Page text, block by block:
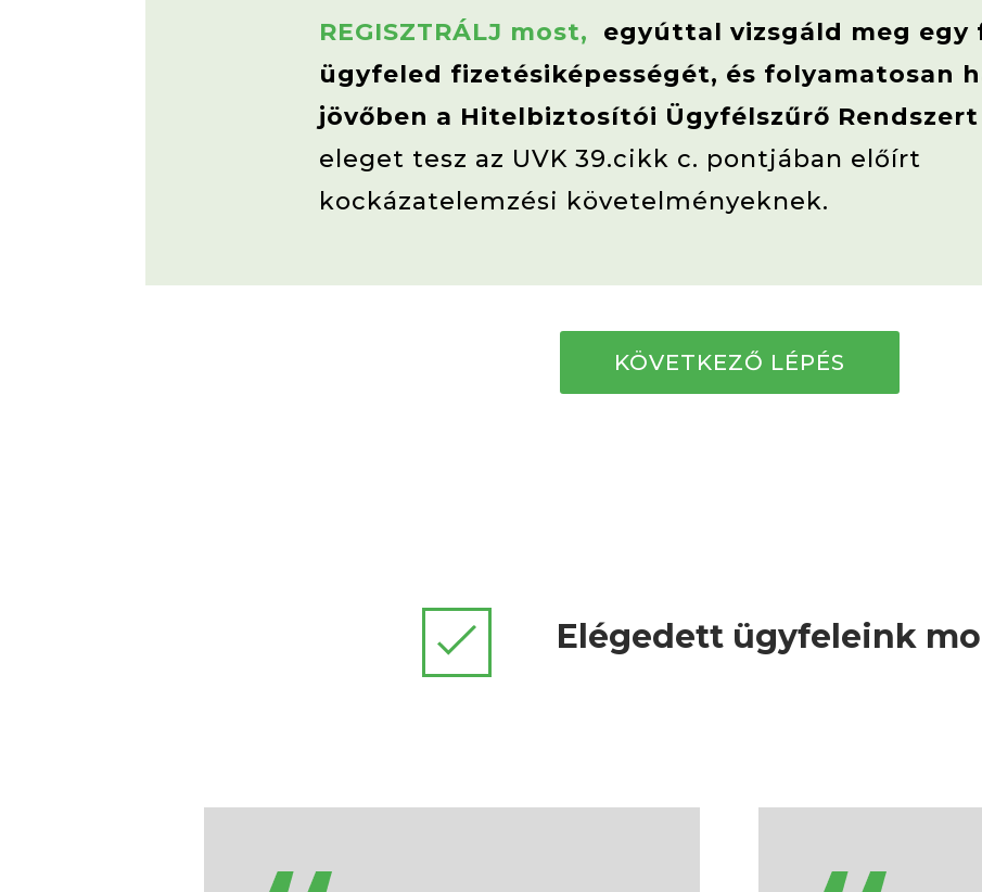
REGISZTRÁLJ most,
egyúttal vizsgáld meg egy
ügyfeled fizetésiképességét, és folyamatosan
jövőben a Hitelbiztosítói Ügyfélszűrő Rendszert
eleget tesz az UVK 39.cikk c. pontjában előírt
kockázatelemzési követelményeknek.
KÖVETKEZŐ LÉPÉS
Elégedett ügyfeleink